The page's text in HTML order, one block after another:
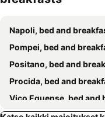
Relais Villa Raffaele by
San Michele
Uefio - Luxury Suites
Napoli, bed and
Pompei, bed and
Positano, bed and
Procida, bed and
Vico Equense, bed and
Forio, bed and